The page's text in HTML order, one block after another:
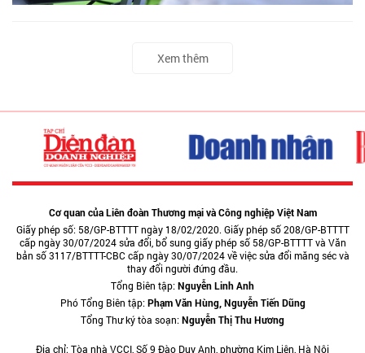
Xem thêm
Cơ quan của Liên đoàn Thương mại và Công nghiệp Việt Nam
Giấy phép số: 58/GP-BTTTT ngày 18/02/2020. Giấy phép số 208/GP-BTTTT
cấp ngày 30/07/2024 sửa đổi, bổ sung giấy phép số 58/GP-BTTTT và Văn
bản số 3117/BTTTT-CBC cấp ngày 30/07/2024 về việc sửa đổi măng séc và
thay đổi người đứng đầu.
Tổng Biên tập:Nguyễn Linh Anh
Phó Tổng Biên tập:Phạm Văn Hùng, Nguyễn Tiến Dũng
Tổng Thư ký tòa soạn:Nguyễn Thị Thu Hương
Địa chỉ: Tòa nhà VCCI, Số 9 Đào Duy Anh, phường Kim Liên, Hà Nội